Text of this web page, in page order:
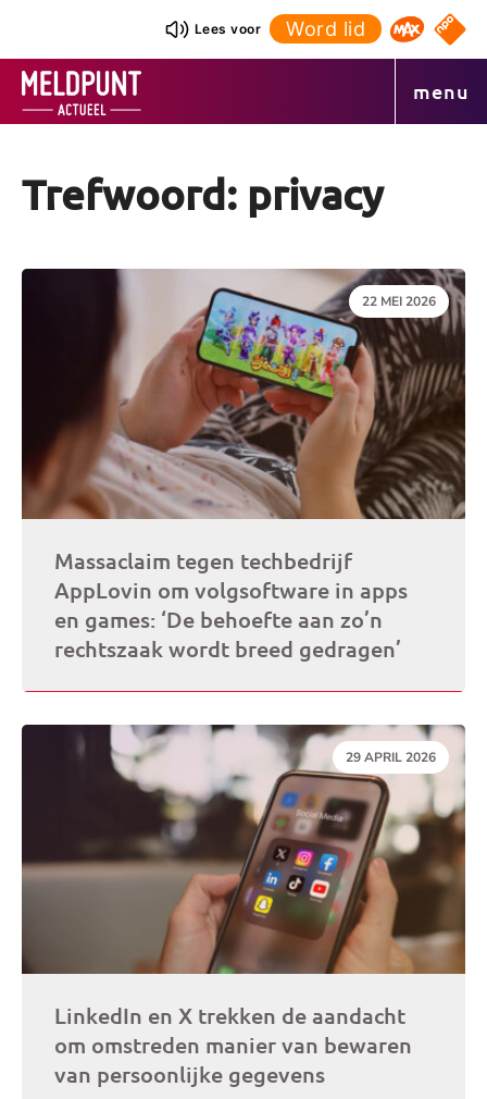
inhoud
Lees voor Word lid Omroep
NPO
menu
Trefwoord: privacy
DATUM:
22 MEI 2026
Massaclaim tegen techbedrijf
AppLovin om volgsoftware in apps
en games: ‘De behoefte aan zo’n
rechtszaak wordt breed gedragen’
DATUM:
29 APRIL 2026
LinkedIn en X trekken de aandacht
om omstreden manier van bewaren
van persoonlijke gegevens